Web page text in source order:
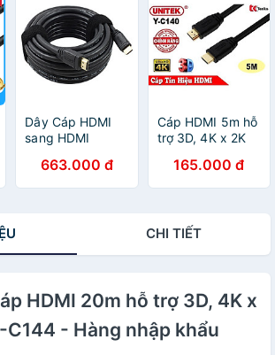
Dây Cáp HDMI
sang HDMI
(Từ 1,5m đến
30m) - Hàng
663.000 đ
Cáp HDMI 5m hỗ
trợ 3D, 4K x 2K
Hàng nhập khẩu
165.000 đ
CHI TIẾT
HDMI 20m hỗ trợ 3D, 4K x
C144 - Hàng nhập khẩu